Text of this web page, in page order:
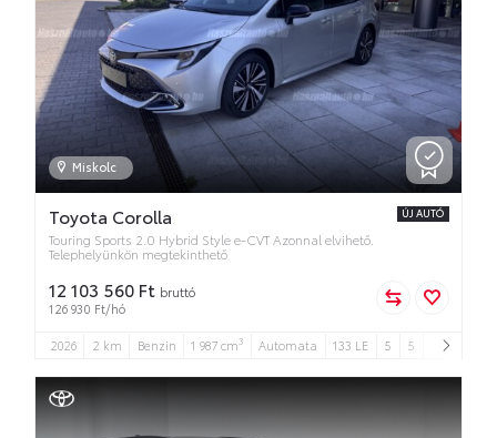
Miskolc
Toyota Corolla
Touring Sports 2.0 Hybrid Style e-CVT Azonnal elvihető.
Telephelyünkön megtekinthető
ÚJ AUTÓ
12 103 560 Ft bruttó
126 930 Ft/hó
2026 2 km Benzin 1 987 cm3 Automata 133 LE 5 5